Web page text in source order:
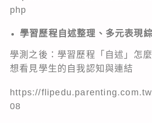
php
學習歷程自述整理、多元表現
學測之後：學習歷程「自述」怎
想看見學生的自我認知與連結
https://
08